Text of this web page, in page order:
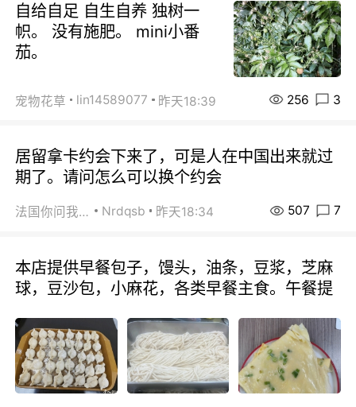
自给自足 自生自养 独树一
帜。 没有施肥。 mini小番
茄。
宠物花草 lin14589077 昨天18:39 256 3
居留拿卡约会下来了，可是人在中国出来就过
期了。请问怎么可以换个约会
法国你问我答 Nrdqsb 昨天18:34 507 7
本店提供早餐包子，馒头，油条，豆浆，芝麻
球，豆沙包，小麻花，各类早餐主食。午餐提